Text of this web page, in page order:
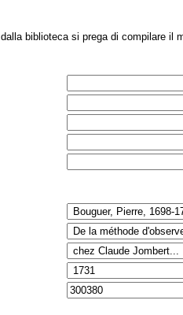
dalla biblioteca si prega di compilare il